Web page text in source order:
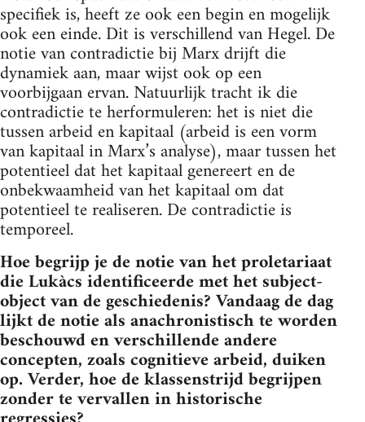
specifiek is, heeft ze ook een begin en mogelijk
ook een einde. Dit is verschillend van Hegel. De
notie van contradictie bij Marx drijft die
dynamiek aan, maar wijst ook op een
voorbijgaan ervan. Natuurlijk tracht ik die
contradictie te herformuleren: het is niet die
tussen arbeid en kapitaal (arbeid is een vorm
van kapitaal in Marx’s analyse), maar tussen het
potentieel dat het kapitaal genereert en de
onbekwaamheid van het kapitaal om dat
potentieel te realiseren. De contradictie is
temporeel.
Hoe begrijp je de notie van het proletariaat
die Lukàcs identificeerde met het subject-
object van de geschiedenis? Vandaag de dag
lijkt de notie als anachronistisch te worden
beschouwd en verschillende andere
concepten, zoals cognitieve arbeid, duiken
op. Verder, hoe de klassenstrijd begrijpen
zonder te vervallen in historische